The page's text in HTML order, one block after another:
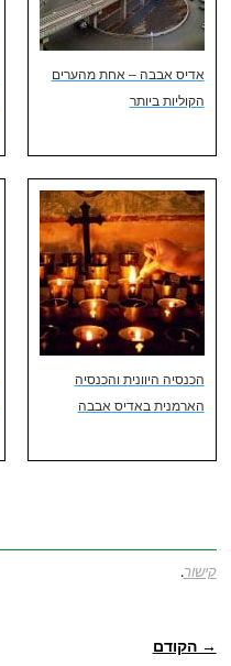
אדיס אבבה – אחת מהערים
הקוליות ביותר
הכנסיה היוונית והכנסיה
הארמנית באדיס אבבה
קישור.
→ הקודם